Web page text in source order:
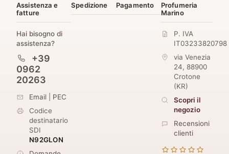
Assistenza e
fatture
Hai bisogno di
assistenza?
+39
0962
20263
Email
PEC
Codice
destinatario
SDI
N92GLON
Spedizione Pagamento
Profumeria
Marino
P. IVA
IT03233820798
via Venezia
24, 88900
Crotone
(KR)
Scopri il
negozio
Recensioni
clienti